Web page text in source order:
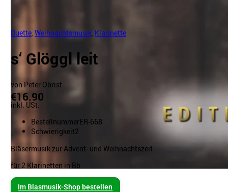
Duette ,Weihnachtsmusik Klarinette
s‘ Glöggl leit
von Peter Obrist
€16.90
inkl. USt.
BestellnummerER-668
Schwierigkeit2
Bläsermusik zur Advent- und Weihnachtszeit
für 2 Klarinetten in Bb
Im Blasmusik-Shop bestellen